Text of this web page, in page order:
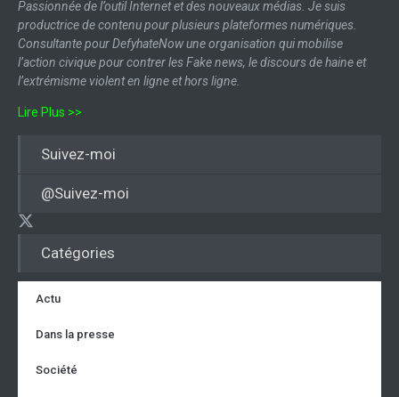
Catégories
Actu
Dans la presse
Société
Passionnée de l’outil Internet et des nouveaux médias. Je suis
productrice de contenu pour plusieurs plateformes numériques.
Consultante pour DefyhateNow une organisation qui mobilise
l’action civique pour contrer les Fake news, le discours de haine et
l’extrémisme violent en ligne et hors ligne.
Lire Plus >>
Suivez-moi
@Suivez-moi